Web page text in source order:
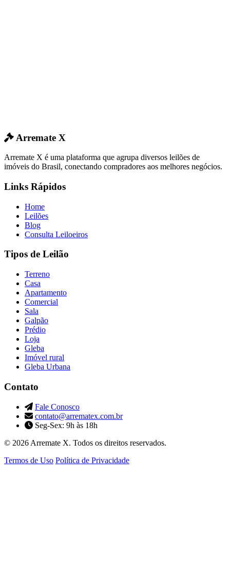
Arremate X
Arremate X é uma plataforma que agrupa diversos leilões de
imóveis do Brasil, conectando compradores aos melhores negócios.
Links Rápidos
Home
Leilões
Blog
Consulta Leiloeiros
Tipos de Leilão
Terreno
Casa
Apartamento
Comercial
Sala
Galpão
Prédio
Loja
Gleba
Imóvel rural
Gleba Urbana
Contato
Fale Conosco
contato@arrematex.com.br
Seg-Sex: 9h às 18h
© 2026 Arremate X. Todos os direitos reservados.
Termos de Uso Política de Privacidade